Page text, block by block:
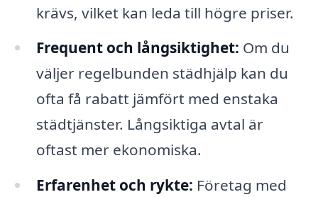
krävs, vilket kan leda till högre priser.
Frequent och långsiktighet: Om du
väljer regelbunden städhjälp kan du
ofta få rabatt jämfört med enstaka
städtjänster. Långsiktiga avtal är
oftast mer ekonomiska.
Erfarenhet och rykte: Företag med